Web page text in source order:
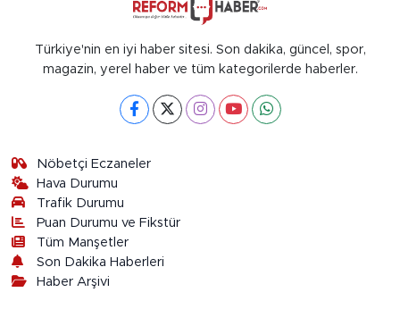
Türkiye'nin en iyi haber sitesi. Son dakika, güncel, spor,
magazin, yerel haber ve tüm kategorilerde haberler.
Nöbetçi Eczaneler
Hava Durumu
Trafik Durumu
Puan Durumu ve Fikstür
Tüm Manşetler
Son Dakika Haberleri
Haber Arşivi